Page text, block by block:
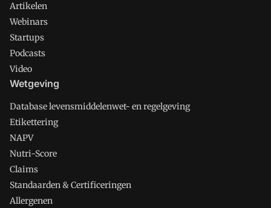
Artikelen
Webinars
Startups
Podcasts
Video
Wetgeving
Database levensmiddelenwet- en regelgeving
Etikettering
NAPV
Nutri-Score
Claims
Standaarden & Certificeringen
Allergenen